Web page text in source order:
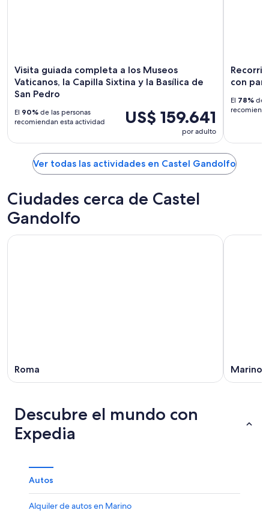
Visita guiada completa a los Museos
Vaticanos, la Capilla Sixtina y la Basílica de
San Pedro
US$ 159.641
por adulto
El 90% de las personas
recomiendan esta actividad
con
El 78% de
Ver todas las actividades en Castel Gandolfo
Ciudades cerca de Castel
Gandolfo
Roma Marino
Descubre el mundo con
Expedia
Autos
Alquiler de autos en Marino